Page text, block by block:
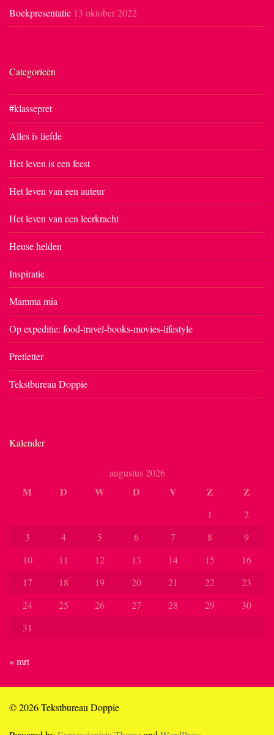
Boekpresentatie 13 oktober 2022
Categorieën
#klassepret
Alles is liefde
Het leven is een feest
Het leven van een auteur
Het leven van een leerkracht
Heuse helden
Inspiratie
Mamma mia
Op expeditie: food-travel-books-movies-lifestyle
Pretletter
Tekstbureau Doppie
Kalender
augustus 2026
M D W D V Z Z
1
2
3
4 5 6 7 8
9
10
11 12 13 14 15
16
17
18 19 20 21 22
23
24
25 26 27 28 29
30
31
« mrt
© 2026 Tekstbureau Doppie